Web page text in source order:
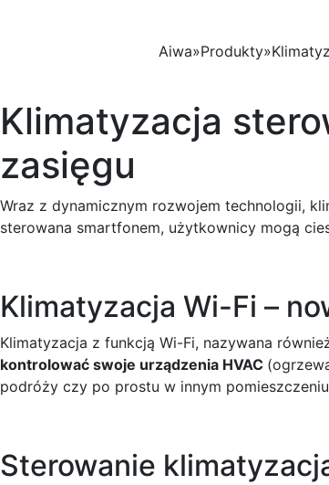
Aiwa»Produkty»
Klimatyzacja
zasięgu
Wraz z dynamicznym rozwojem technologii,
sterowana smartfonem, użytkownicy mogą
Klimatyzacja Wi-Fi –
Klimatyzacja z funkcją Wi-Fi, nazywana
kontrolować swoje urządzenia HVAC
podróży czy po prostu w innym
Sterowanie